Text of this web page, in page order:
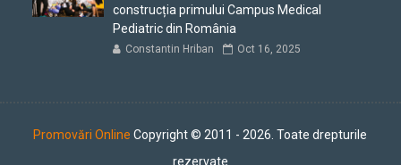
construcția primului Campus Medical
Pediatric din România
Constantin Hriban Oct 16, 2025
Promovări Online Copyright © 2011 - 2026. Toate drepturile
rezervate